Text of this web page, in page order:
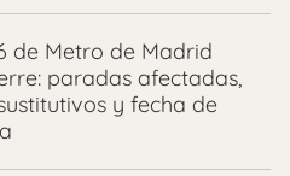
de Metro de Madrid
paradas afectadas,
y fecha de